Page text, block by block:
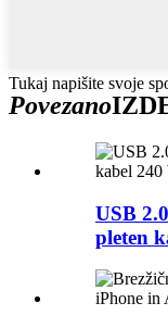
Tukaj napišite svoje
Povezano
USB
pleten